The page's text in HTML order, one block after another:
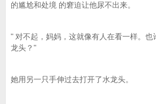
的尴尬和处境 的窘迫让他尿不出来。
" 对不起，妈妈，这就像有人在看一样。也
龙头？"
她用另一只手伸过去打开了水龙头。